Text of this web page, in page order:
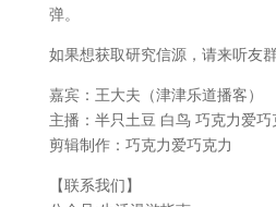
弹。
如果想获取研究信源，请来听友群
嘉宾：王大夫（津津乐道播客）
主播：半只土豆 白鸟 巧克力爱巧
剪辑制作：巧克力爱巧克力
【联系我们】